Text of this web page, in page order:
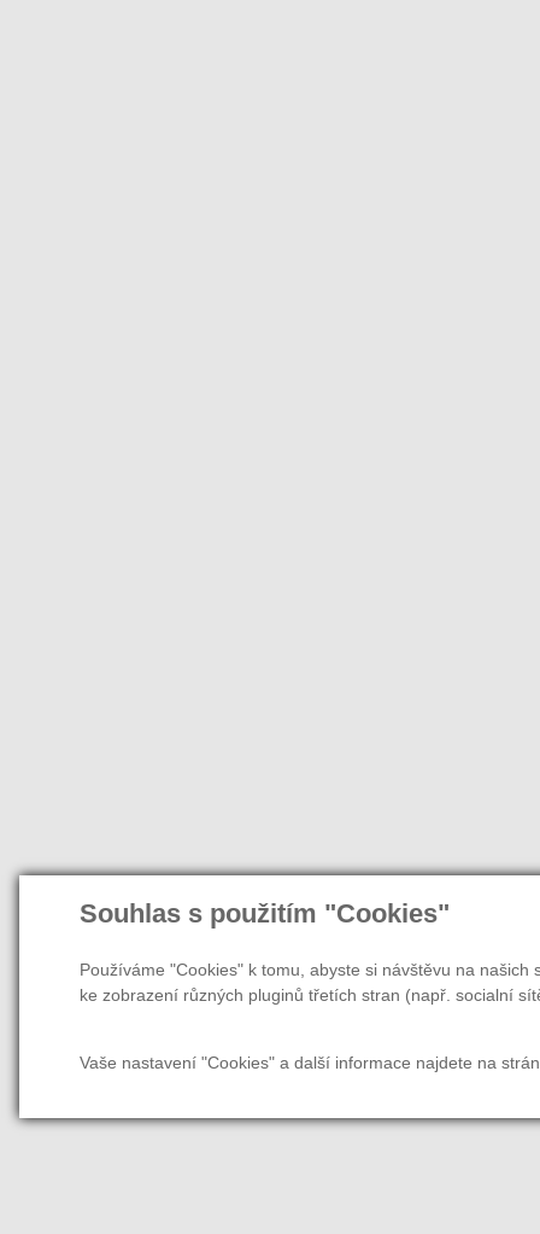
Souhlas s použitím "Cookies"
Používáme "Cookies" k tomu, abyste si návštěvu na
ke zobrazení různých pluginů třetích stran (např. socialní
Vaše nastavení "Cookies" a další informace najdete na